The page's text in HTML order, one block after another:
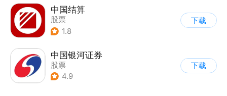
中国结算
股票
1.8
下载
中国银河证券
股票
4.9
下载